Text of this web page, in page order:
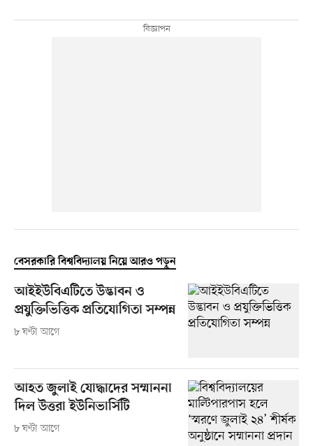
বেসরকারি বিশ্ববিদ্যালয় নিয়ে আরও পড়ুন
আইইউবিএটিতে উদ্ভাবন ও
প্রযুক্তিভিত্তিক প্রতিযোগিতা সম্পন্ন
৮ ঘণ্টা আগে
আহত জুলাই যোদ্ধাদের সম্মাননা
দিল উত্তরা ইউনিভার্সিটি
৮ ঘণ্টা আগে